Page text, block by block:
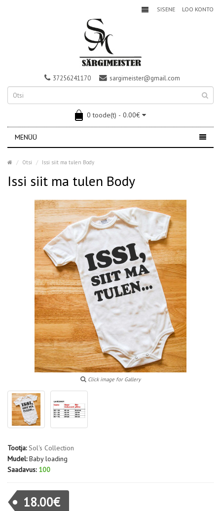
SISENE LOO KONTO
37256241170 sargimeister@gmail.com
0 toode(t) - 0.00€
MENÜÜ
Otsi Issi siit ma tulen Body
Issi siit ma tulen Body
Click image for Gallery
Tootja: Sol's Collection
Mudel: Baby loading
Saadavus: 100
18.00€